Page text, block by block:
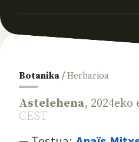
Botanika / Herbarioa
Astelehena,
CEST